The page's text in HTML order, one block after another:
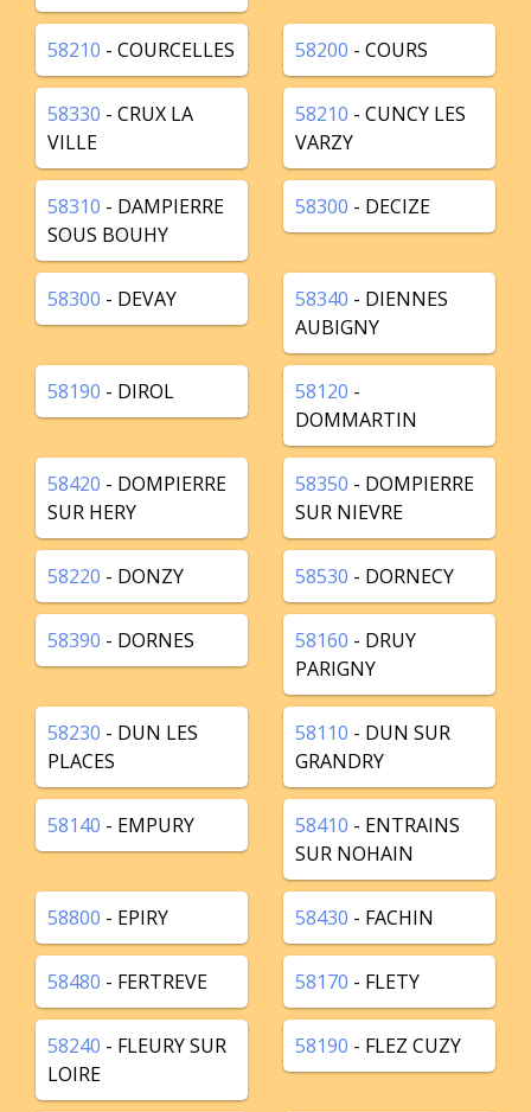
58210 - COURCELLES 58200 - COURS
58330 - CRUX LA
VILLE
58210 - CUNCY LES
VARZY
58310 - DAMPIERRE
SOUS BOUHY
58300 - DECIZE
58300 - DEVAY 58340 - DIENNES
AUBIGNY
58190 - DIROL 58120 -
DOMMARTIN
58420 - DOMPIERRE
SUR HERY
58350 - DOMPIERRE
SUR NIEVRE
58220 - DONZY 58530 - DORNECY
58390 - DORNES 58160 - DRUY
PARIGNY
58230 - DUN LES
PLACES
58110 - DUN SUR
GRANDRY
58140 - EMPURY 58410 - ENTRAINS
SUR NOHAIN
58800 - EPIRY 58430 - FACHIN
58480 - FERTREVE 58170 - FLETY
58240 - FLEURY SUR
LOIRE
58190 - FLEZ CUZY